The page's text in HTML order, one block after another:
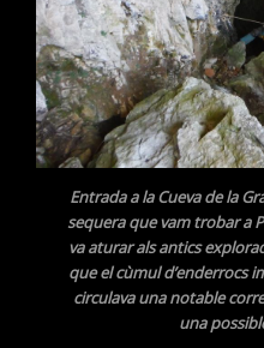
Entrada a la Cueva de la
sequera que vam trobar a
va aturar als antics
que el cùmul d’enderrocs
circulava una notable
una